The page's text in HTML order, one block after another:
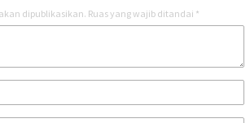
dipublikasikan. Ruas yang wajib ditandai *